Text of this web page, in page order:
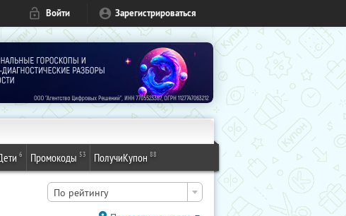
Войти Зарегистрироваться
6 Промокоды 53 ПолучиКупон 88
По рейтингу